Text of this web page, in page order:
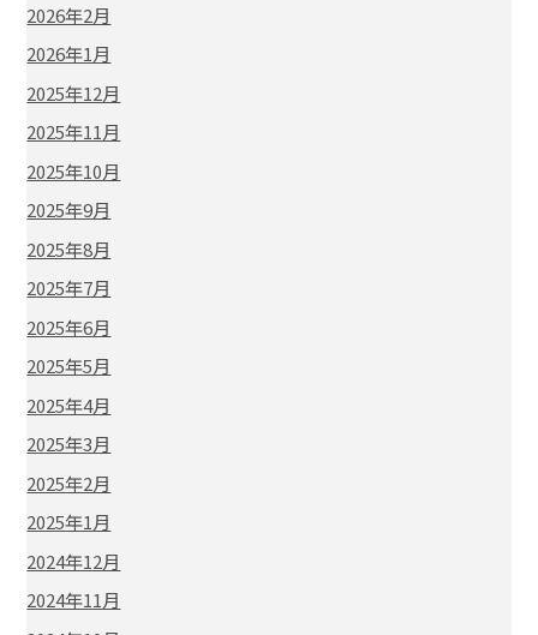
2026年2月
2026年1月
2025年12月
2025年11月
2025年10月
2025年9月
2025年8月
2025年7月
2025年6月
2025年5月
2025年4月
2025年3月
2025年2月
2025年1月
2024年12月
2024年11月